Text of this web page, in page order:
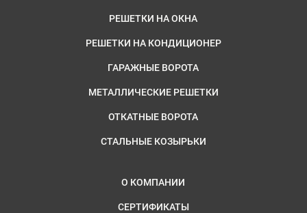
РЕШЕТКИ НА ОКНА
РЕШЕТКИ НА КОНДИЦИОНЕР
ГАРАЖНЫЕ ВОРОТА
МЕТАЛЛИЧЕСКИЕ РЕШЕТКИ
ОТКАТНЫЕ ВОРОТА
СТАЛЬНЫЕ КОЗЫРЬКИ
О КОМПАНИИ
СЕРТИФИКАТЫ